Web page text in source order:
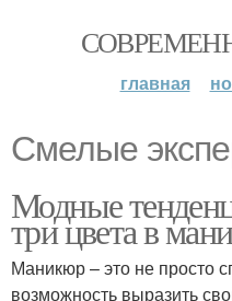
главная
Смелые
Модные
три цвета в
Маникюр – это не просто
возможность выразить